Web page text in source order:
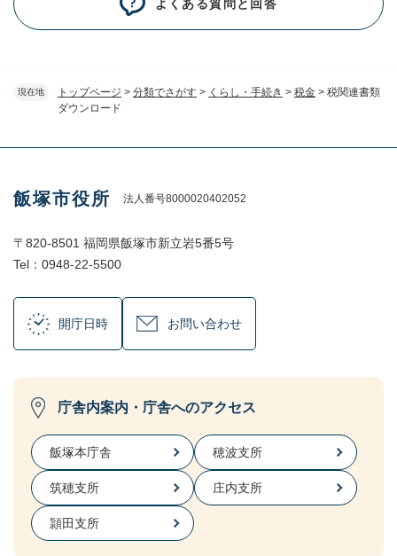
現在地 トップページ > 分類でさがす > くらし・手続き > 税金 > 税関連書類
ダウンロード
よくある質問と回答
飯塚市役所 法人番号8000020402052
〒820-8501 福岡県飯塚市新立岩5番5号
Tel：0948-22-5500
開庁日時 お問い合わせ
庁舎内案内・庁舎へのアクセス
飯塚本庁舎 穂波支所
筑穂支所 庄内支所
頴田支所